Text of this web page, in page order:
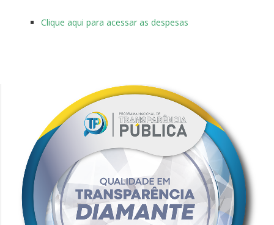
Clique aqui para acessar as despesas